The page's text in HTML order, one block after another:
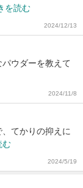
を読む
2024/12/13
ウダーを教えて
2024/11/8
てかりの抑えに
む
2024/5/19